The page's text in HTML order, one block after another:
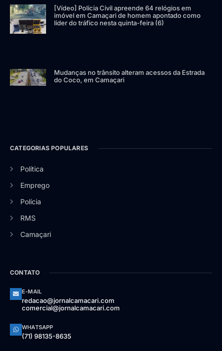
[Vídeo] Polícia Civil apreende 64 relógios em
imóvel em Camaçari de homem apontado como
líder do tráfico nesta quinta-feira (6)
Mudanças no trânsito alteram acessos da Estrada
do Coco, em Camaçari
CATEGORIAS POPULARES
Política
Emprego
Polícia
RMS
Camaçari
CONTATO
E-MAIL
redacao@jornalcamacari.com
comercial@jornalcamacari.com
WHATSAPP
(71) 98135-8635